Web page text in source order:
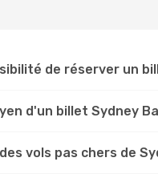
de réserver un
d'un billet Sydney
vols pas chers de